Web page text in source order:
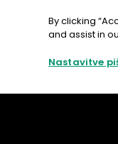
By clicking
and assist in
Nastavitve